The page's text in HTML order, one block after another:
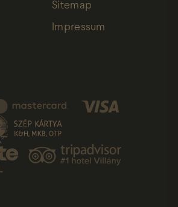
Sitemap
Impressum